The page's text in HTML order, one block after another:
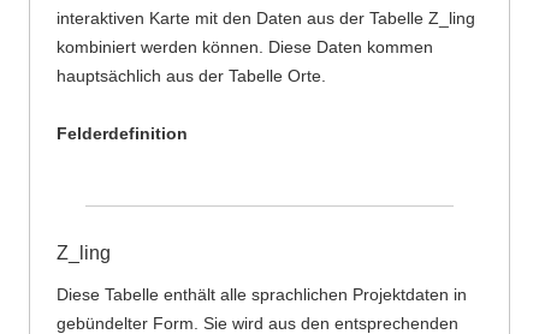
interaktiven Karte mit den Daten aus der Tabelle Z_ling
kombiniert werden können. Diese Daten kommen
hauptsächlich aus der Tabelle Orte.
Felderdefinition
Z_ling
Diese Tabelle enthält alle sprachlichen Projektdaten in
gebündelter Form. Sie wird aus den entsprechenden